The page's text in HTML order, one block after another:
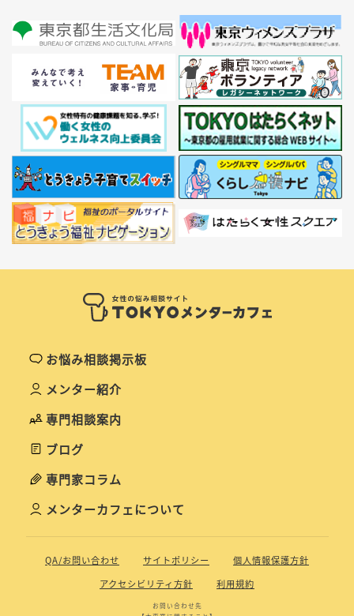
お悩み相談掲示板
メンター紹介
専門相談案内
ブログ
専門家コラム
メンターカフェについて
QA/お問い合わせ サイトポリシー
個人情報保護方針
アクセシビリティ方針
利用規約
お問い合わせ先